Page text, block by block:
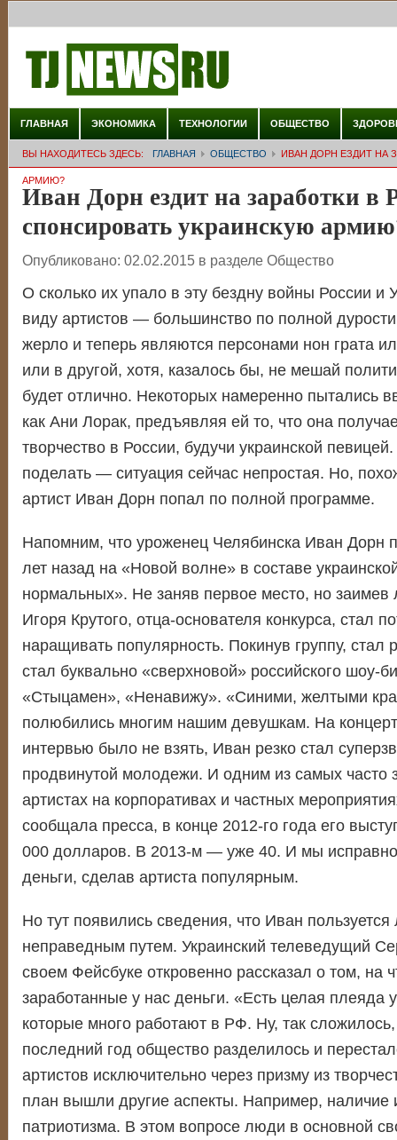
ГЛАВНАЯ ЭКОНОМИКА ТЕХНОЛОГИИ ОБЩЕСТВО
ВЫ НАХОДИТЕСЬ ЗДЕСЬ: ГЛАВНАЯ ОБЩЕСТВО ИВАН ДОРН ЕЗДИТ НА
АРМИЮ?
Иван Дорн ездит на заработки в
спонсировать украинскую
Опубликовано: 02.02.2015 в разделе Общество
О сколько их упало в эту бездну войны России
виду артистов — большинство по полной
жерло и теперь являются персонами нон грата
или в другой, хотя, казалось бы, не мешай
будет отлично. Некоторых намеренно пытались
как Ани Лорак, предъявляя ей то, что она
творчество в России, будучи украинской
поделать — ситуация сейчас непростая. Но,
артист Иван Дорн попал по полной программе.
Напомним, что уроженец Челябинска Иван Дорн
лет назад на «Новой волне» в составе
нормальных». Не заняв первое место, но заимев
Игоря Крутого, отца-основателя конкурса, стал
наращивать популярность. Покинув группу, стал
стал буквально «сверхновой» российского шоу-
«Стыцамен», «Ненавижу». «Синими, желтыми
полюбились многим нашим девушкам. На
интервью было не взять, Иван резко стал
продвинутой молодежи. И одним из самых часто
артистах на корпоративах и частных
сообщала пресса, в конце 2012-го года его
000 долларов. В 2013-м — уже 40. И мы исправно
деньги, сделав артиста популярным.
Но тут появились сведения, что Иван
неправедным путем. Украинский телеведущий
своем Фейсбуке откровенно рассказал о том, на
заработанные у нас деньги. «Есть целая плеяда
которые много работают в РФ. Ну, так сложилось,
последний год общество разделилось и
артистов исключительно через призму из
план вышли другие аспекты. Например, наличие
патриотизма. В этом вопросе люди в основной